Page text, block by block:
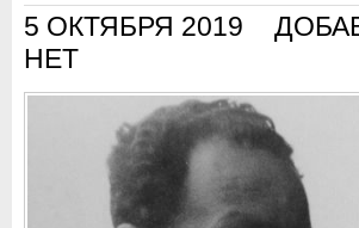
5 ОКТЯБРЯ 2019
НЕТ